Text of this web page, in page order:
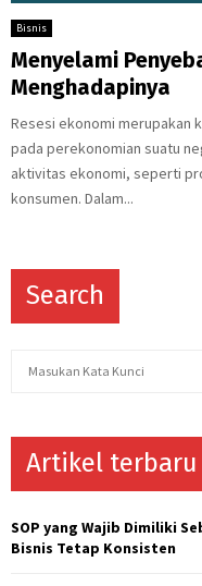
Bisnis
Menyelami
Menghadapinya
Resesi ekonomi merupakan
pada perekonomian suatu
aktivitas ekonomi, seperti
konsumen. Dalam...
Search
o
r
Artikel terbaru
SOP yang Wajib Dimiliki
Bisnis Tetap Konsisten